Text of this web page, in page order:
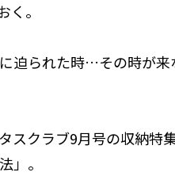
。
迫られた時…その時が来
スクラブ9月号の収納特
」。